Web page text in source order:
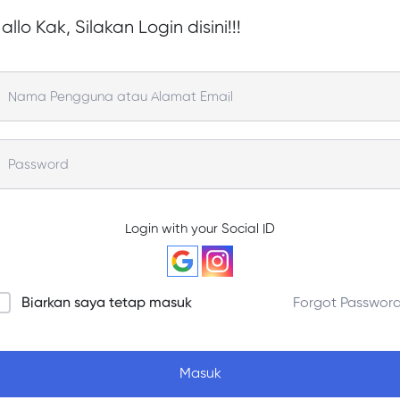
Kak, Silakan Login disini!!!
Login with your Social ID
Biarkan saya tetap masuk Forgot
Masuk